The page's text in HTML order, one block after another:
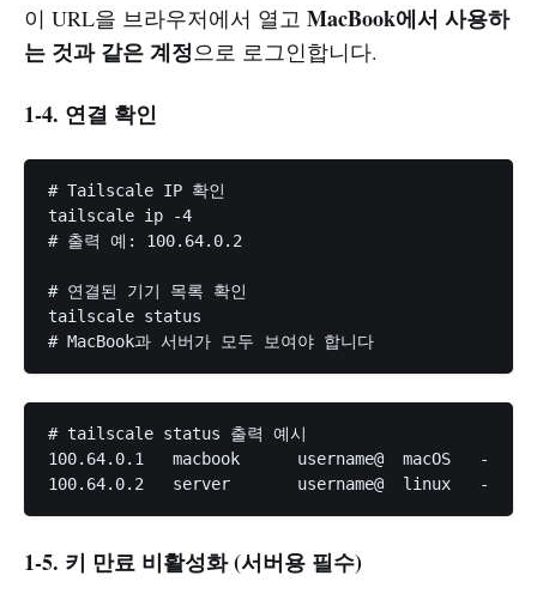
이 URL을 브라우저에서 열고 MacBook에서 사용하
는 것과 같은 계정으로 로그인합니다.
1-4. 연결 확인
# Tailscale IP 확인
tailscale ip -4
# 출력 예: 100.64.0.2
# 연결된 기기 목록 확인
tailscale status
# tailscale status 출력 예시
100.64.0.1   macbook      username@  macOS   -
1-5. 키 만료 비활성화 (서버용 필수)